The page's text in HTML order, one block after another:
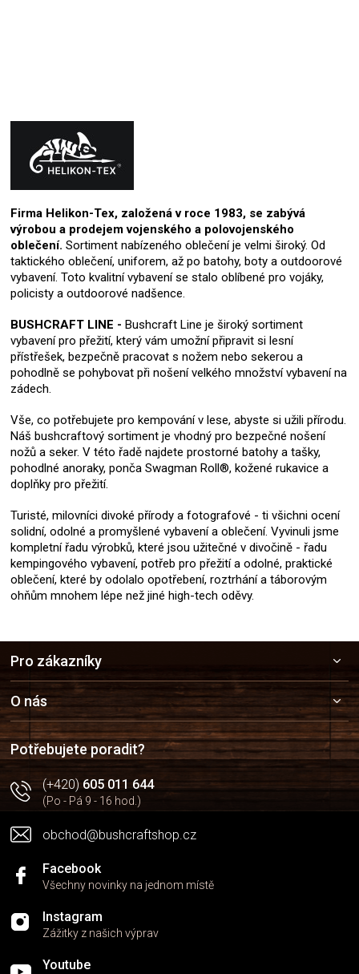
Firma Helikon-Tex, založená v roce 1983, se zabývá
výrobou a prodejem vojenského a polovojenského
oblečení. Sortiment nabízeného oblečení je velmi široký. Od
taktického oblečení, uniforem, až po batohy, boty a outdoorové
vybavení. Toto kvalitní vybavení se stalo oblíbené pro vojáky,
policisty a outdoorové nadšence.
BUSHCRAFT LINE - Bushcraft Line je široký sortiment
vybavení pro přežití, který vám umožní připravit si lesní
přístřešek, bezpečně pracovat s nožem nebo sekerou a
pohodlně se pohybovat při nošení velkého množství vybavení na
zádech.
Vše, co potřebujete pro kempování v lese, abyste si užili přírodu.
Náš bushcraftový sortiment je vhodný pro bezpečné nošení
nožů a seker. V této řadě najdete prostorné batohy a tašky,
pohodlné anoraky, ponča Swagman Roll®, kožené rukavice a
doplňky pro přežití.
Turisté, milovníci divoké přírody a fotografové - ti všichni ocení
solidní, odolné a promyšlené vybavení a oblečení. Vyvinuli jsme
kompletní řadu výrobků, které jsou užitečné v divočině - řadu
kempingového vybavení, potřeb pro přežití a odolné, praktické
oblečení, které by odolalo opotřebení, roztrhání a táborovým
ohňům mnohem lépe než jiné high-tech oděvy.
a
t
í
Pro zákazníky
O nás
Potřebujete poradit?
(+420)605 011 644
(Po - Pá 9 - 16 hod.)
obchod@bushcraftshop.cz
Facebook
Všechny novinky na jednom místě
Instagram
Zážitky z našich výprav
Youtube